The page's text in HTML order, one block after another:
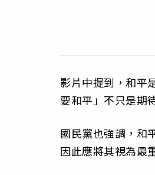
影片中提到，和平
要和平」不只是期
國民黨也強調，和
因此應將其視為最